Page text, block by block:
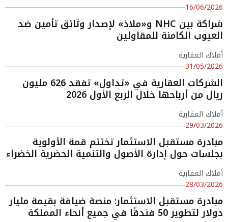
16/06/2026
شراكة بين NHC و«ملاذ» لإصدار وثائق تأمين ضد
العيوب الكامنة للمقاولين
أملاك العقارية
31/05/2026
الشركات العقارية في «تداول» تفقد 626 مليون
ريال من أرباحها خلال الربع الأول 2026
أملاك العقارية
29/03/2026
مبادرة مستقبل الاستثمار تختتم قمة الأولوية
بجلسات حول إدارة الأصول والتنمية الحضرية الخضراء
أملاك العقارية
28/03/2026
مبادرة مستقبل الاستثمار: منصة ضيافة بقيمة مليار
دولار لتطوير 50 فندقًا في جميع أنحاء المملكة